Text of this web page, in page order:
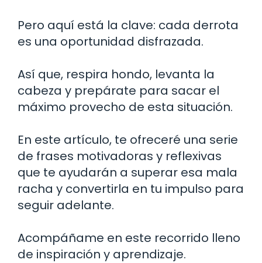
Pero aquí está la clave: cada derrota
es una oportunidad disfrazada.
Así que, respira hondo, levanta la
cabeza y prepárate para sacar el
máximo provecho de esta situación.
En este artículo, te ofreceré una serie
de frases motivadoras y reflexivas
que te ayudarán a superar esa mala
racha y convertirla en tu impulso para
seguir adelante.
Acompáñame en este recorrido lleno
de inspiración y aprendizaje.